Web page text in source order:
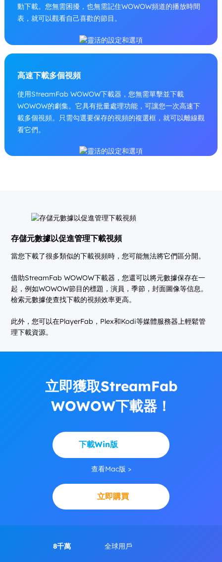
動下載。您無需困擾，也無需記住WOWOW頻道的播放時間
表，就可以觀看自己喜歡的節目。
高速下載多個視頻
使用StreamFab WOWOW下載器，您無需單擊並下載
WOWOW的劇集。它具有批量處理功能，可讓您一次高速下
載多個視頻。只需勾選要保存的視頻的複選框，就可以離線觀
看它們。
存儲元數據以促進管理下載視頻
當您下載了很多類似的下載視頻時，您可能無法將它們區分開。
借助StreamFab WOWOW下載器，您還可以將元數據保存在一
起，例如WOWOW節目的標題，演員，季節，封面圖像等信息。
檢索元數據使查找下載的視頻效率更高。
此外，您可以在PlayerFab，Plex和Kodi等媒體服務器上輕鬆管
理下載資源。
立即獲取StreamFab
WOWOW下載器！
下載Win版
查看Mac版 >
立即購買
8千萬 全球用戶